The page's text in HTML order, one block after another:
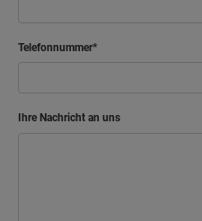
Telefonnummer
Ihre Nachricht an uns